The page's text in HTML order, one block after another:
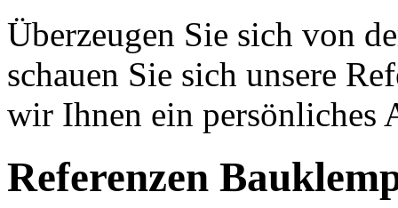
Überzeugen Sie sich von
schauen Sie sich unsere
wir Ihnen ein
Referenzen